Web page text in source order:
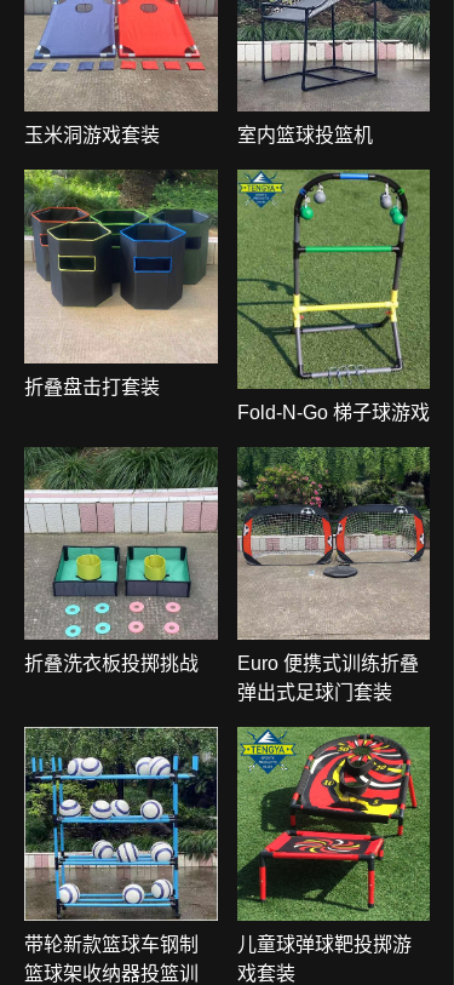
玉米洞游戏套装 室内篮球投篮机
折叠盘击打套装
Fold-N-Go 梯子球游戏
折叠洗衣板投掷挑战
Euro 便携式训练折叠
弹出式足球门套装
带轮新款篮球车钢制
篮球架收纳器投篮训
儿童球弹球靶投掷游
戏套装